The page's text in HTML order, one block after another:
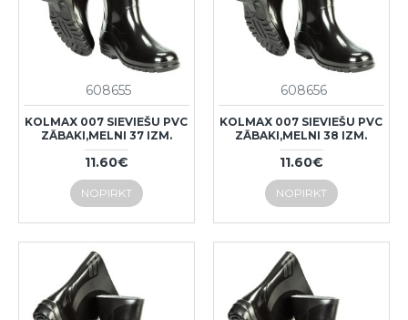
608655
KOLMAX 007 SIEVIEŠU PVC
ZĀBAKI,MELNI 37 IZM.
11.60€
NOPIRKT
608656
KOLMAX 007 SIEVIEŠU PVC
ZĀBAKI,MELNI 38 IZM.
11.60€
NOPIRKT